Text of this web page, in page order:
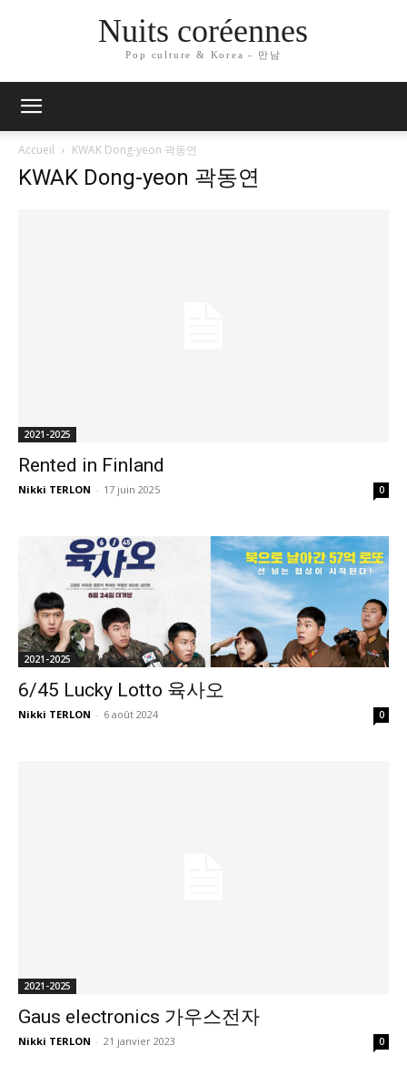
Nuits coréennes
Pop culture & Korea - 만남
Accueil KWAK Dong-yeon 곽동연
KWAK Dong-yeon 곽동연
2021-2025
Rented in Finland
Nikki TERLON - 17 juin 2025 0
2021-2025
6/45 Lucky Lotto 육사오
Nikki TERLON - 6 août 2024 0
2021-2025
Gaus electronics 가우스전자
Nikki TERLON - 21 janvier 2023 0